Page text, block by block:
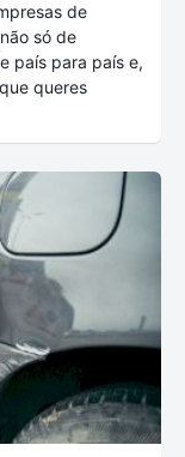
de
só de
país para país e,
queres